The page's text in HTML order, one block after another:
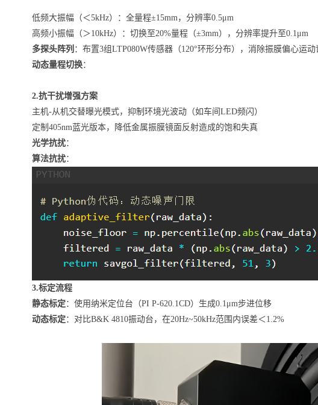
低频大振幅（＜5kHz）：全量程±15mm，分辨率0.5μm
高频小振幅（＞10kHz）：切换至20%量程（±3mm），分辨率提升至0.1μm
多探头阵列 ：布置3组LTP080W传感器（120°环形分布），消除振膜偏心运动
动态量程切换：
2.抗干扰增强方案
主机-从机交替曝光模式，抑制环境光波动（如车间LED频闪）
定制405nm蓝光版本，降低金属振膜镜面反射造成的饱和失真
光学抗扰：
算法抗扰：
3.标定流程
静态标定：使用纳米定位台（PI P-620.1CD）生成0.1μm步进位移
动态标定：对比B&K 4810振动台，在20Hz~50kHz范围内误差＜1.2%